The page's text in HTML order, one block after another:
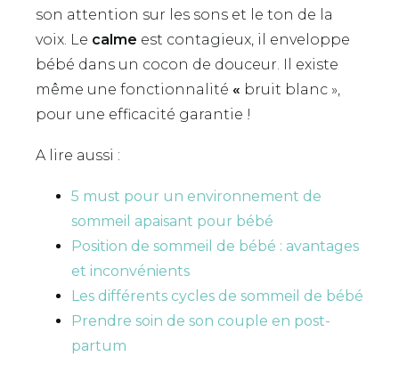
son attention sur les sons et le ton de la
voix. Le calme est contagieux, il enveloppe
bébé dans un cocon de douceur. Il existe
même une fonctionnalité « bruit blanc »,
pour une efficacité garantie !
A lire aussi :
5 must pour un environnement de
sommeil apaisant pour bébé
Position de sommeil de bébé : avantages
et inconvénients
Les différents cycles de sommeil de bébé
Prendre soin de son couple en post-
partum